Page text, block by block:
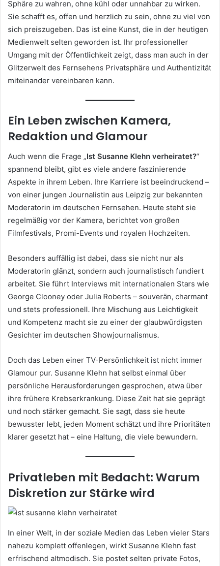
Sphäre zu wahren, ohne kühl oder unnahbar zu wirken.
Sie schafft es, offen und herzlich zu sein, ohne zu viel von
sich preiszugeben. Das ist eine Kunst, die in der heutigen
Medienwelt selten geworden ist. Ihr professioneller
Umgang mit der Öffentlichkeit zeigt, dass man auch in der
Glitzerwelt des Fernsehens Privatsphäre und Authentizität
miteinander vereinbaren kann.
Ein Leben zwischen Kamera,
Redaktion und Glamour
Auch wenn die Frage „Ist Susanne Klehn verheiratet?“
spannend bleibt, gibt es viele andere faszinierende
Aspekte in ihrem Leben. Ihre Karriere ist beeindruckend –
von einer jungen Journalistin aus Leipzig zur bekannten
Moderatorin im deutschen Fernsehen. Heute steht sie
regelmäßig vor der Kamera, berichtet von großen
Filmfestivals, Promi-Events und royalen Hochzeiten.
Besonders auffällig ist dabei, dass sie nicht nur als
Moderatorin glänzt, sondern auch journalistisch fundiert
arbeitet. Sie führt Interviews mit internationalen Stars wie
George Clooney oder Julia Roberts – souverän, charmant
und stets professionell. Ihre Mischung aus Leichtigkeit
und Kompetenz macht sie zu einer der glaubwürdigsten
Gesichter im deutschen Showjournalismus.
Doch das Leben einer TV-Persönlichkeit ist nicht immer
Glamour pur. Susanne Klehn hat selbst einmal über
persönliche Herausforderungen gesprochen, etwa über
ihre frühere Krebserkrankung. Diese Zeit hat sie geprägt
und noch stärker gemacht. Sie sagt, dass sie heute
bewusster lebt, jeden Moment schätzt und ihre Prioritäten
klarer gesetzt hat – eine Haltung, die viele bewundern.
Privatleben mit Bedacht: Warum
Diskretion zur Stärke wird
In einer Welt, in der soziale Medien das Leben vieler Stars
nahezu komplett offenlegen, wirkt Susanne Klehn fast
erfrischend altmodisch. Sie postet selten private Fotos,